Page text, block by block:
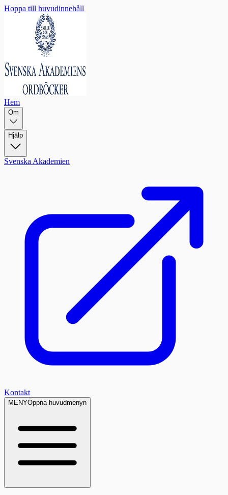
Hoppa till huvudinnehåll
Hem
Om
Hjälp
Svenska Akademien
Kontakt
MENYÖppna huvudmenyn